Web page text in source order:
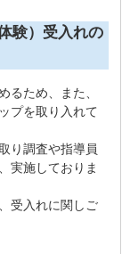
験）受入れの
るため、また、
プを取り入れて
り調査や指導員
実施しておりま
受入れに関しご